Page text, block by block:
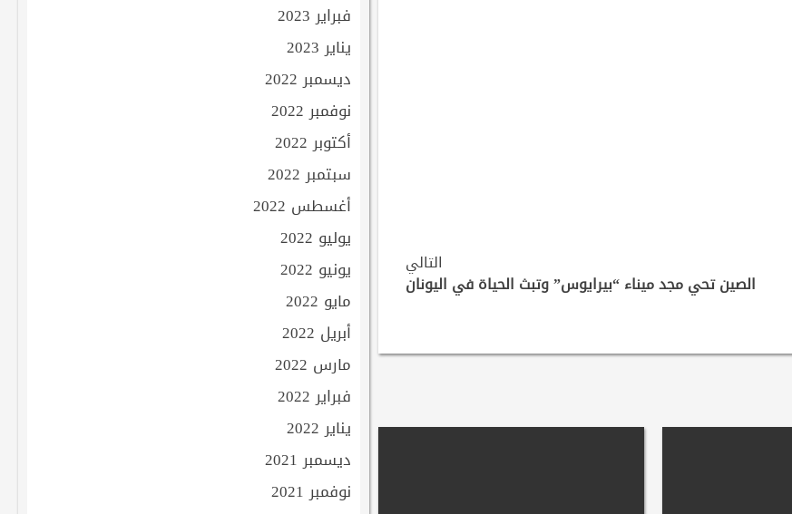
التالي
الصين تحي مجد ميناء “بيرايوس” وتبث الحياة في اليونان
فبراير 2023
يناير 2023
ديسمبر 2022
نوفمبر 2022
أكتوبر 2022
سبتمبر 2022
أغسطس 2022
يوليو 2022
يونيو 2022
مايو 2022
أبريل 2022
مارس 2022
فبراير 2022
يناير 2022
ديسمبر 2021
نوفمبر 2021